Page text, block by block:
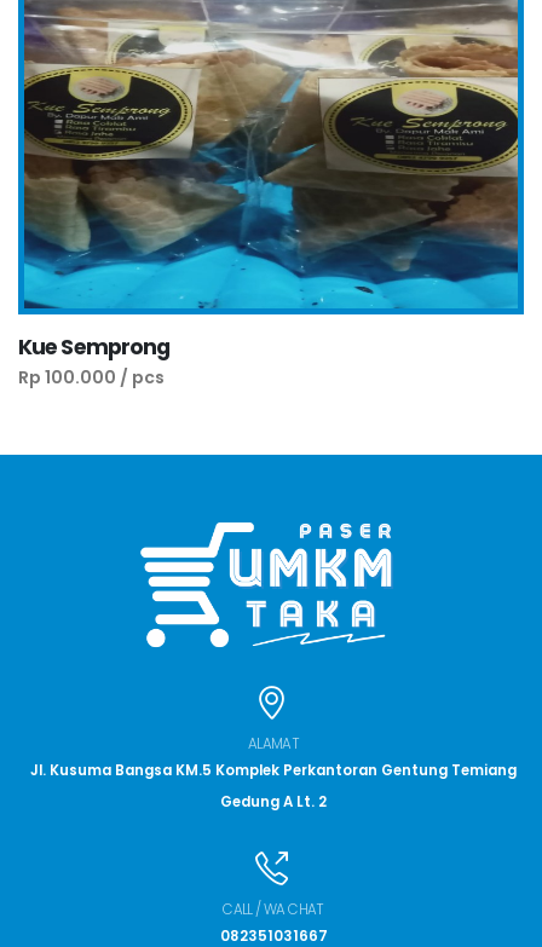
Kue Semprong
Rp 100.000 / pcs
ALAMAT
Jl. Kusuma Bangsa KM.5 Komplek Perkantoran Gentung Temiang
Gedung A Lt. 2
CALL / WA CHAT
082351031667